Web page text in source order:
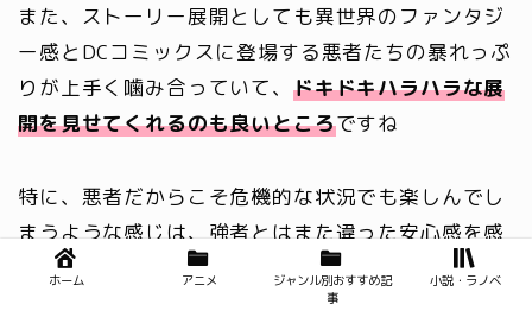
また、ストーリー展開としても異世界のファンタジ
ー感とDCコミックスに登場する悪者たちの暴れっぷ
りが上手く噛み合っていて、 ドキドキハラハラな展
開を見せてくれるのも良いところですね
特に、悪者だからこそ危機的な状況でも楽しんでし
まうような感じは、強者とはまた違った安心感を感
じれるので見ているこっちとしても楽しいです
ホーム アニメ
ジャンル別おすすめ記
事
小説・ラノベ